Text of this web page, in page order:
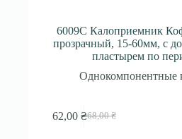
6009C Калоприемник
прозрачный, 15-60мм, с
пластырем по
Однокомпонентные
68,00₴
Первоначальная
62,00 ₴Текущая